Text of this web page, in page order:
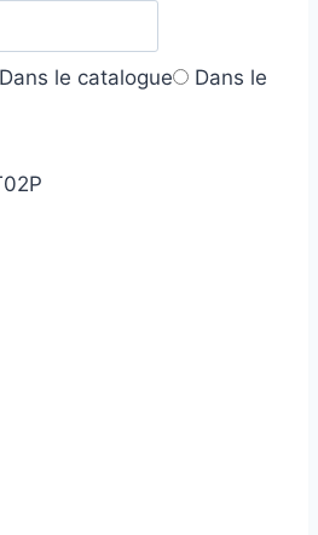
Dans le catalogue
Dans le